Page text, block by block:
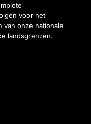
voor het
van onze nationale
landsgrenzen.